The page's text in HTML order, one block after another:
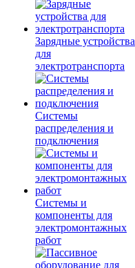
Зарядные устройства
для
электротранспорта
Системы
распределения и
подключения
Системы и
компоненты для
электромонтажных
работ